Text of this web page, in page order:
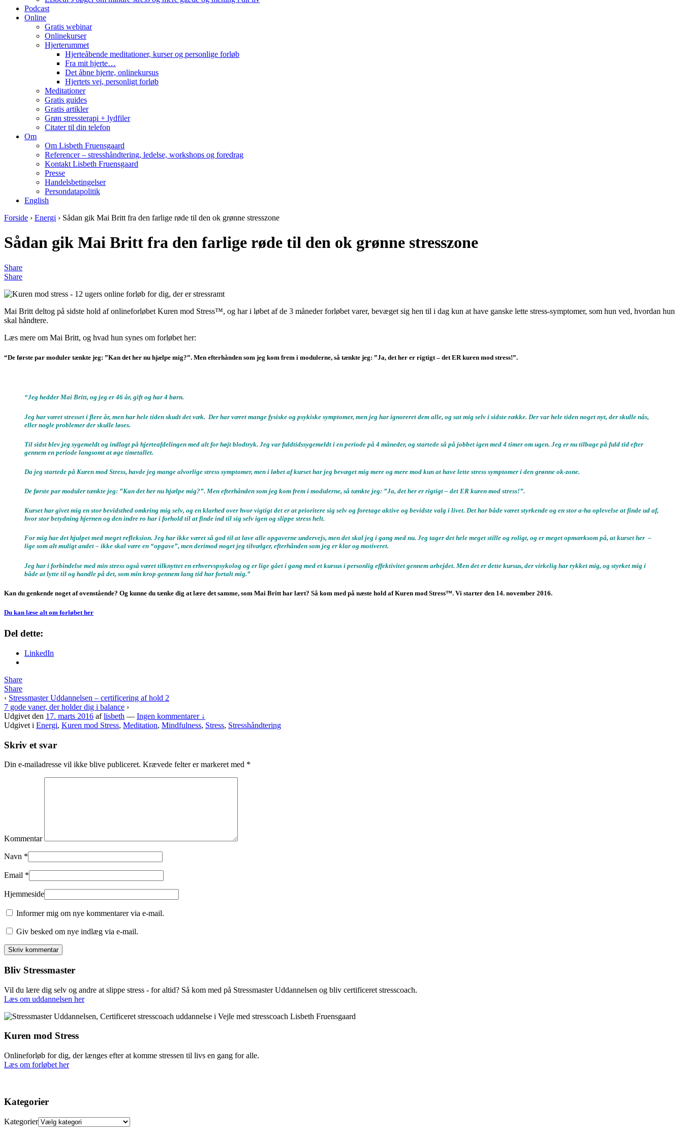
Podcast
Online
Gratis webinar
Onlinekurser
Hjerterummet
Hjerteåbende meditationer, kurser og personlige forløb
Fra mit hjerte…
Det åbne hjerte, onlinekursus
Hjertets vej, personligt forløb
Meditationer
Gratis guides
Gratis artikler
Grøn stressterapi + lydfiler
Citater til din telefon
Om
Om Lisbeth Fruensgaard
Referencer – stresshåndtering, ledelse, workshops og foredrag
Kontakt Lisbeth Fruensgaard
Presse
Handelsbetingelser
Persondatapolitik
English
Forside › Energi › Sådan gik Mai Britt fra den farlige røde til den ok grønne stresszone
Sådan gik Mai Britt fra den farlige røde til den ok grønne stresszone
Share
Share
Mai Britt deltog på sidste hold af onlineforløbet Kuren mod Stress™, og har i løbet af de 3 måneder forløbet varer, bevæget sig hen til i dag kun at have ganske lette stress-symptomer, som hun ved, hvordan hun
skal håndtere.
Læs mere om Mai Britt, og hvad hun synes om forløbet her:
“De første par moduler tænkte jeg: ”Kan det her nu hjælpe mig?”. Men efterhånden som jeg kom frem i modulerne, så tænkte jeg: ”Ja, det her er rigtigt – det ER kuren mod stress!”.
“Jeg hedder Mai Britt, og jeg er 46 år, gift og har 4 børn.
Jeg har været stresset i flere år, men har hele tiden skudt det væk. Der har været mange fysiske og psykiske symptomer, men jeg har ignoreret dem alle, og sat mig selv i sidste række. Der var hele tiden noget nyt, der skulle nås,
eller nogle problemer der skulle løses.
Til sidst blev jeg sygemeldt og indlagt på hjerteafdelingen med alt for højt blodtryk. Jeg var fuldtidssygemeldt i en periode på 4 måneder, og startede så på jobbet igen med 4 timer om ugen. Jeg er nu tilbage på fuld tid efter
gennem en periode langsomt at øge timetallet.
Da jeg startede på Kuren mod Stress, havde jeg mange alvorlige stress symptomer, men i løbet af kurset har jeg bevæget mig mere og mere mod kun at have lette stress symptomer i den grønne ok-zone.
De første par moduler tænkte jeg: ”Kan det her nu hjælpe mig?”. Men efterhånden som jeg kom frem i modulerne, så tænkte jeg: ”Ja, det her er rigtigt – det ER kuren mod stress!”.
Kurset har givet mig en stor bevidsthed omkring mig selv, og en klarhed over hvor vigtigt det er at prioritere sig selv og foretage aktive og bevidste valg i livet. Det har både været styrkende og en stor a-ha oplevelse at finde ud af,
hvor stor betydning hjernen og den indre ro har i forhold til at finde ind til sig selv igen og slippe stress helt.
For mig har det hjulpet med meget refleksion. Jeg har ikke været så god til at lave alle opgaverne undervejs, men det skal jeg i gang med nu. Jeg tager det hele meget stille og roligt, og er meget opmærksom på, at kurset her –
lige som alt muligt andet – ikke skal være en “opgave”, men derimod noget jeg tilvælger, efterhånden som jeg er klar og motiveret.
Jeg har i forbindelse med min stress også været tilknyttet en erhvervspsykolog og er lige gået i gang med et kursus i personlig effektivitet gennem arbejdet. Men det er dette kursus, der virkelig har rykket mig, og styrket mig i
både at lytte til og handle på det, som min krop gennem lang tid har fortalt mig.”
Kan du genkende noget af ovenstående? Og kunne du tænke dig at lære det samme, som Mai Britt har lært? Så kom med på næste hold af Kuren mod Stress™. Vi starter den 14. november 2016.
Du kan læse alt om forløbet her
Del dette:
LinkedIn
Share
Share
‹ Stressmaster Uddannelsen – certificering af hold 2
7 gode vaner, der holder dig i balance ›
Udgivet den 17. marts 2016 aflisbeth — Ingen kommentarer ↓
Udgivet i Energi, Kuren mod Stress, Meditation, Mindfulness, Stress, Stresshåndtering
Skriv et svar
Din e-mailadresse vil ikke blive publiceret. Krævede felter er markeret med *
Kommentar
Navn *
Email *
Hjemmeside
Informer mig om nye kommentarer via e-mail.
Giv besked om nye indlæg via e-mail.
Bliv Stressmaster
Vil du lære dig selv og andre at slippe stress - for altid? Så kom med på Stressmaster Uddannelsen og bliv certificeret stresscoach.
Læs om uddannelsen her
Kuren mod Stress
Onlineforløb for dig, der længes efter at komme stressen til livs en gang for alle.
Læs om forløbet her
Kategorier
Kategorier